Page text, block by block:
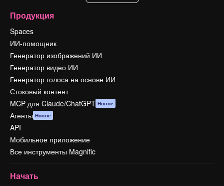
Продукция
Spaces
ИИ-помощник
Генератор изображений ИИ
Генератор видео ИИ
Генератор голоса на основе ИИ
Стоковый контент
MCP для Claude/ChatGPT Новое
Агенты Новое
API
Мобильное приложение
Все инструменты Magnific
Начать